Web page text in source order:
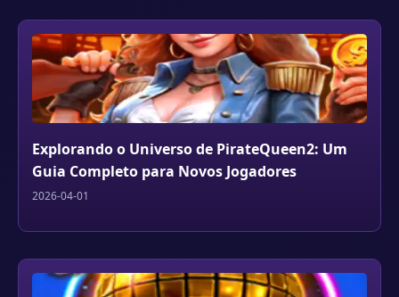
Explorando o Universo de PirateQueen2: Um
Guia Completo para Novos Jogadores
2026-04-01